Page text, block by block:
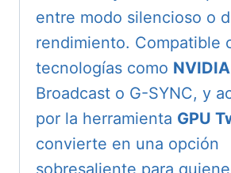
entre modo silencioso o
rendimiento. Compatible
tecnologías como
Broadcast o G-SYNC, y
por la herramienta GPU
convierte en una opción